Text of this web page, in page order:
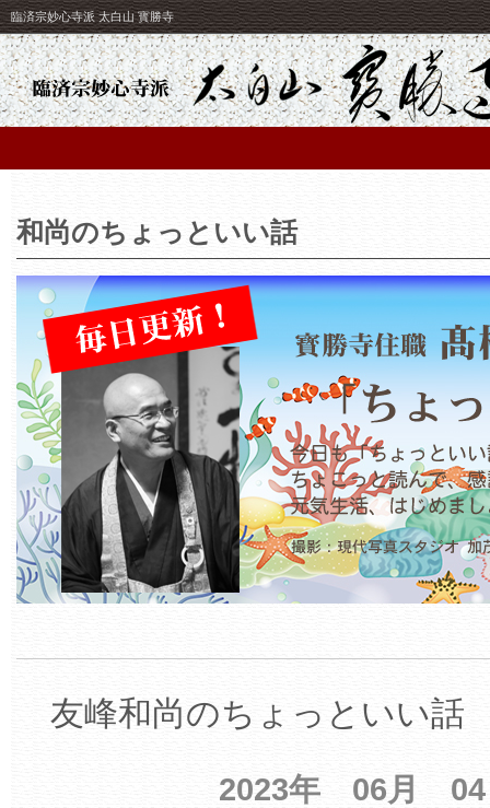
臨済宗妙心寺派 太白山 寳勝寺
和尚のちょっといい話
友峰和尚のちょっといい話
2023年 06月